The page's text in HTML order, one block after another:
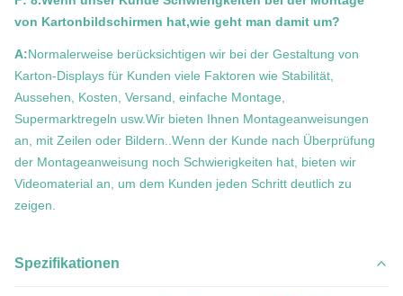
von Kartonbildschirmen hat,wie geht man damit um?
A:Normalerweise berücksichtigen wir bei der Gestaltung von
Karton-Displays für Kunden viele Faktoren wie Stabilität,
Aussehen, Kosten, Versand, einfache Montage,
Supermarktregeln usw.Wir bieten Ihnen Montageanweisungen
an, mit Zeilen oder Bildern..Wenn der Kunde nach Überprüfung
der Montageanweisung noch Schwierigkeiten hat, bieten wir
Videomaterial an, um dem Kunden jeden Schritt deutlich zu
zeigen.
Spezifikationen